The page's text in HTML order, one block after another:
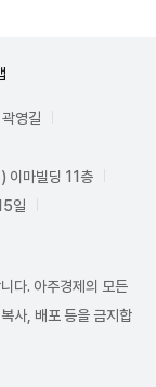
영길
이마빌딩 11층
일
다. 아주경제의 모든
사, 배포 등을 금지합